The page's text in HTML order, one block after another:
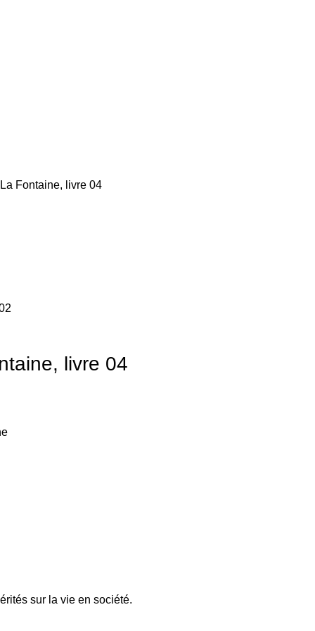
Fontaine, livre 04
livre 04
sur la vie en société.